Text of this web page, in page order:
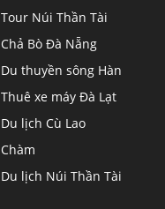
Tour Núi Thần Tài
Chả Bò Đà Nẵng
Du thuyền sông Hàn
Thuê xe máy Đà Lạt
Du lịch Cù Lao
Chàm
Du lịch Núi Thần Tài